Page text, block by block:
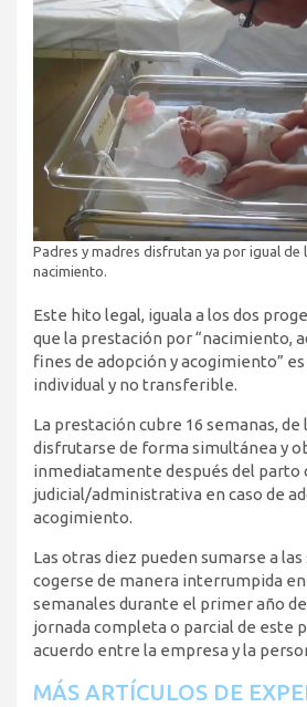
Padres y madres disfrutan ya por igual de
nacimiento.
Este hito legal, iguala a los dos
que la prestación por “nacimiento,
fines de adopción y acogimiento”
individual y no transferible.
La prestación cubre 16 semanas, de
disfrutarse de forma simultánea y
inmediatamente después del parto
judicial/administrativa en caso de
acogimiento.
Las otras diez pueden sumarse a
cogerse de manera interrumpida
semanales durante el primer año
jornada completa o parcial de este
acuerdo entre la empresa y la
MÁS ARTÍCULOS DE